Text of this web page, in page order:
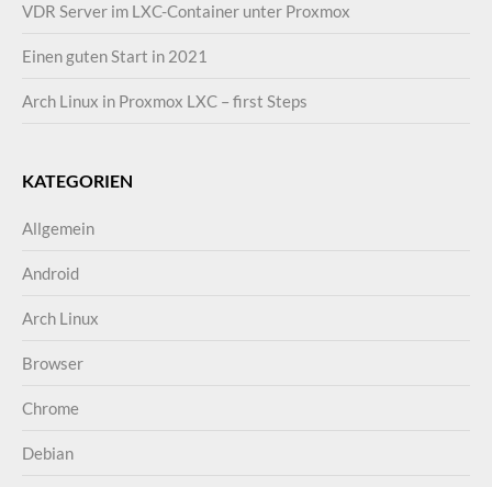
VDR Server im LXC-Container unter Proxmox
Einen guten Start in 2021
Arch Linux in Proxmox LXC – first Steps
KATEGORIEN
Allgemein
Android
Arch Linux
Browser
Chrome
Debian